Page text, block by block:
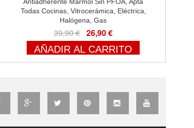
Todas Cocinas, Vitrocerámica, Eléctrica,
Halógena, Gas
39,90 € 26,90 €
AÑADIR AL CARRITO